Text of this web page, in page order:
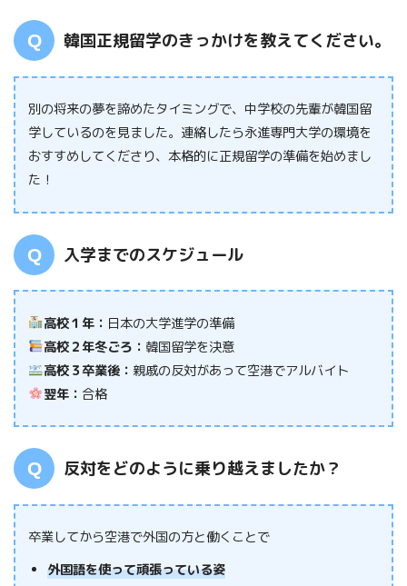
韓国正規留学のきっかけを教えてください。
別の将来の夢を諦めたタイミングで、中学校の先輩が韓国留
学しているのを見ました。連絡したら永進専門大学の環境を
おすすめしてくださり、本格的に正規留学の準備を始めまし
た！
入学までのスケジュール
高校１年： 日本の大学進学の準備
高校２年冬ごろ： 韓国留学を決意
高校３卒業後： 親戚の反対があって空港でアルバイト
翌年： 合格
反対をどのように乗り越えましたか？
卒業してから空港で外国の方と働くことで
外国語を使って頑張っている姿